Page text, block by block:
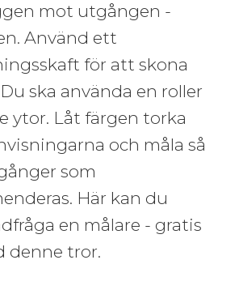
mot utgången -
Använd ett
för att skona
ska använda en roller
ytor. Låt färgen torka
och måla så
som
Här kan du
en målare - gratis
denne tror.